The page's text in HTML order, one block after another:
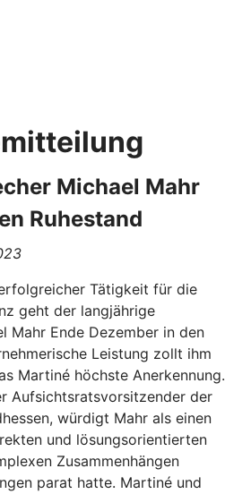
Michael Mahr
Ruhestand
Tätigkeit für die
geht der langjährige
Mahr Ende Dezember in den
Leistung zollt ihm
Martiné höchste Anerkennung.
Aufsichtsratsvorsitzender der
würdigt Mahr als einen
und lösungsorientierten
Zusammenhängen
parat hatte. Martiné und